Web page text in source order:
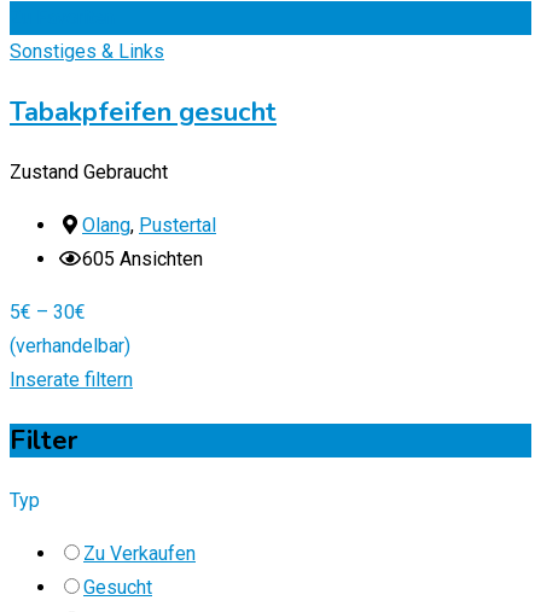
Sonstiges & Links
Tabakpfeifen gesucht
Zustand Gebraucht
Olang, Pustertal
605 Ansichten
5€ – 30€
(verhandelbar)
Inserate filtern
Filter
Typ
Zu Verkaufen
Gesucht